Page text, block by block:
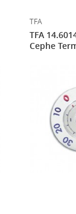
TFA
TFA
Cephe